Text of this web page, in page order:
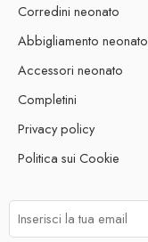
Corredini neonato
Abbigliamento neonato
Accessori neonato
Completini
Privacy policy
Politica sui Cookie